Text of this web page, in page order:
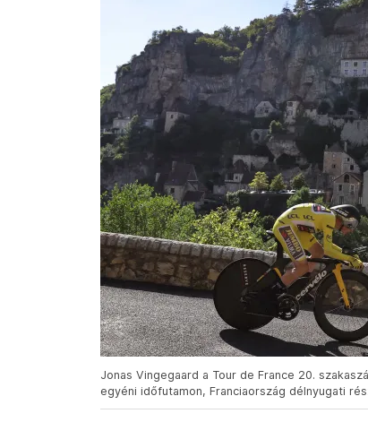
Jonas Vingegaard a Tour de France 20.
egyéni időfutamon, Franciaország délnyugati